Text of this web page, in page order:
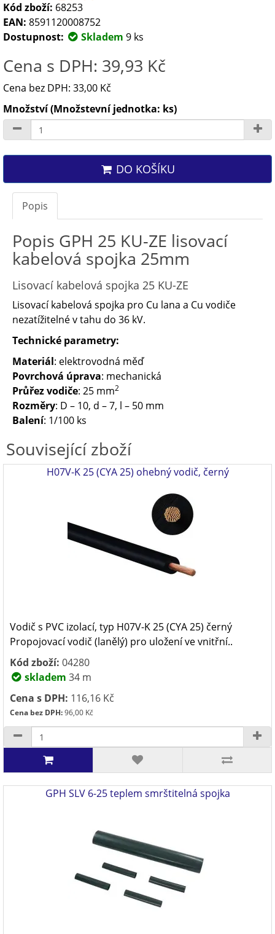
Kód zboží: 68253
EAN: 8591120008752
Dostupnost:
Skladem 9 ks
Cena s DPH: 39,93 Kč
Cena bez DPH: 33,00 Kč
Množství (Množstevní jednotka: ks)
DO KOŠÍKU
Popis
Popis GPH 25 KU-ZE lisovací
kabelová spojka 25mm
Lisovací kabelová spojka 25 KU-ZE
Lisovací kabelová spojka pro Cu lana a Cu vodiče
nezatížitelné v tahu do 36 kV.
Technické parametry:
Materiál: elektrovodná měď
Povrchová úprava: mechanická
Průřez vodiče: 25 mm2
Rozměry: D – 10, d – 7, l – 50 mm
Balení: 1/100 ks
Související zboží
H07V-K 25 (CYA 25) ohebný vodič, černý
Vodič s PVC izolací, typ H07V-K 25 (CYA 25) černý
Propojovací vodič (lanělý) pro uložení ve vnitřní..
Kód zboží: 04280
skladem 34 m
Cena s DPH: 116,16 Kč
Cena bez DPH:96,00 Kč
GPH SLV 6-25 teplem smrštitelná spojka